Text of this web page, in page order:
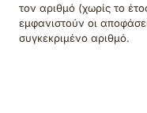
τον αριθμό (χωρίς το
εμφανιστούν οι
συγκεκριμένο αριθμό.